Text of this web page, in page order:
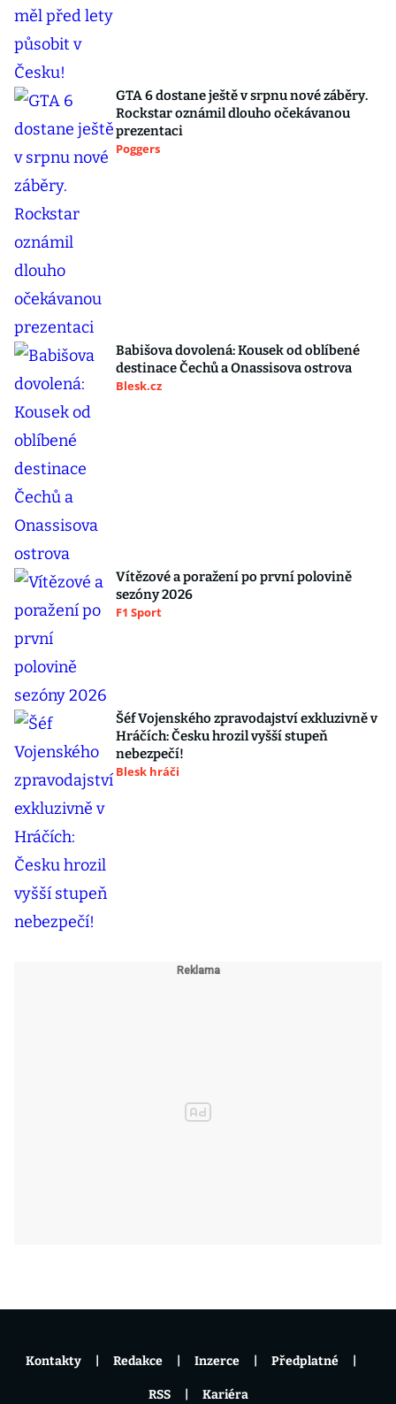
GTA 6 dostane ještě v srpnu nové záběry.
Rockstar oznámil dlouho očekávanou
prezentaci
Poggers
Babišova dovolená: Kousek od oblíbené
destinace Čechů a Onassisova ostrova
Blesk.cz
Vítězové a poražení po první polovině
sezóny 2026
F1 Sport
Šéf Vojenského zpravodajství exkluzivně v
Hráčích: Česku hrozil vyšší stupeň
nebezpečí!
Blesk hráči
Kontakty Redakce Inzerce Předplatné
RSS Kariéra